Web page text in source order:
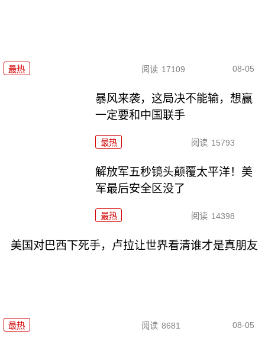
最热 阅读 17109 08-05
暴风来袭，这局决不能输，想赢
一定要和中国联手
最热 阅读 15793
解放军五秒镜头颠覆太平洋！美
军最后安全区没了
最热 阅读 14398
美国对巴西下死手，卢拉让世界看清谁才是真朋友
最热 阅读 8681 08-05